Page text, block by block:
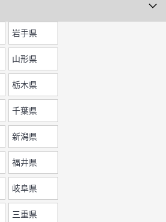
岩手県
山形県
栃木県
千葉県
新潟県
福井県
岐阜県
三重県